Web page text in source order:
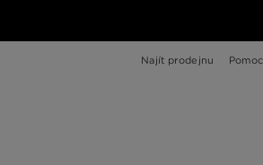
Najít prodejnu Pomoc